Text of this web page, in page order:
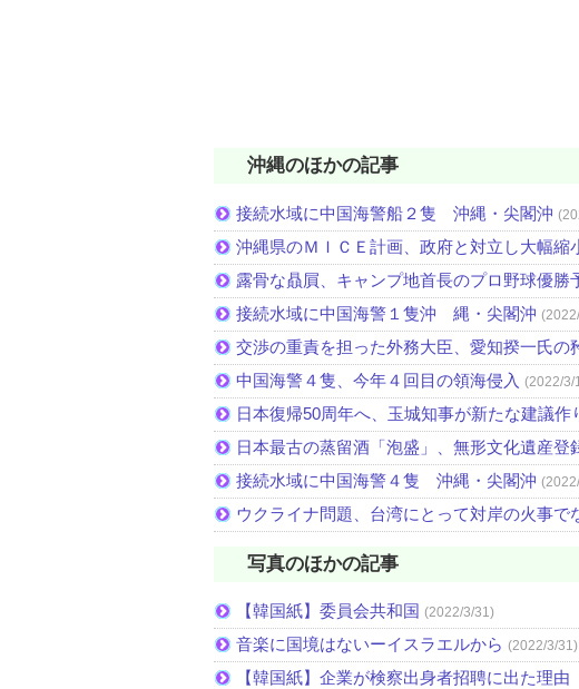
沖縄のほかの記事
接続水域に中国海警船２隻 沖縄・尖閣沖
沖縄県のＭＩＣＥ計画、政府と対立し大幅縮
露骨な贔屓、キャンプ地首長のプロ野球優勝
接続水域に中国海警１隻沖 縄・尖閣沖
交渉の重責を担った外務大臣、愛知揆一氏の
中国海警４隻、今年４回目の領海侵入 (2022/3/
日本復帰50周年へ、玉城知事が新たな建議作
日本最古の蒸留酒「泡盛」、無形文化遺産登
接続水域に中国海警４隻 沖縄・尖閣沖
ウクライナ問題、台湾にとって対岸の火事で
写真のほかの記事
【韓国紙】委員会共和国 (2022/3/31)
音楽に国境はないーイスラエルから (2022/3/31)
【韓国紙】企業が検察出身者招聘に出た理